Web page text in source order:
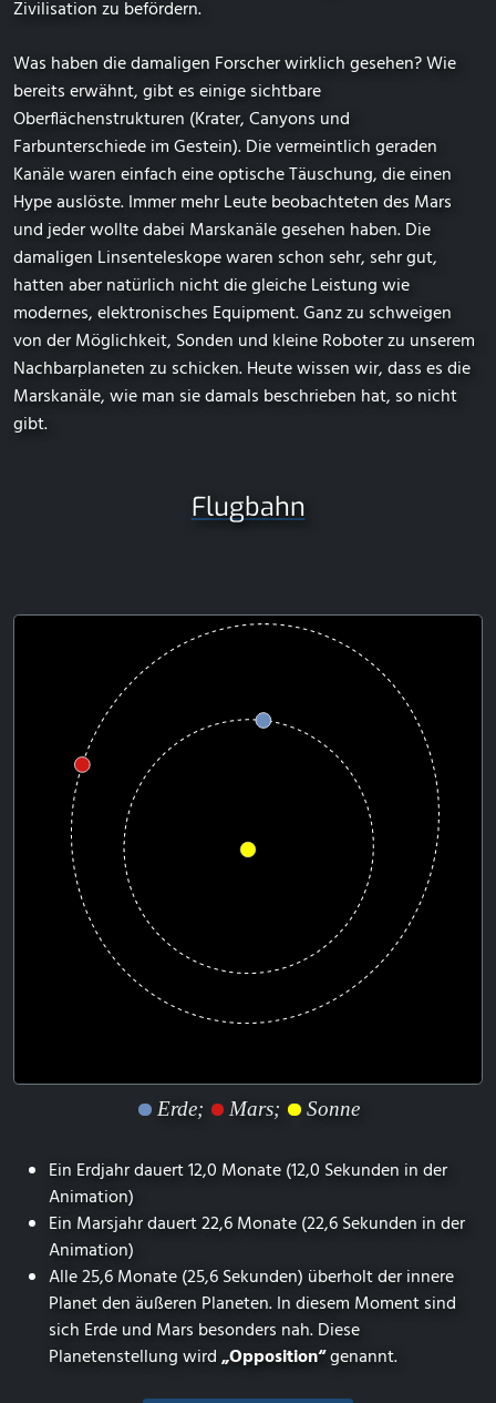
Zivilisation zu befördern.
Was haben die damaligen Forscher wirklich gesehen? Wie
bereits erwähnt, gibt es einige sichtbare
Oberflächenstrukturen (Krater, Canyons und
Farbunterschiede im Gestein). Die vermeintlich geraden
Kanäle waren einfach eine optische Täuschung, die einen
Hype auslöste. Immer mehr Leute beobachteten des Mars
und jeder wollte dabei Marskanäle gesehen haben. Die
damaligen Linsenteleskope waren schon sehr, sehr gut,
hatten aber natürlich nicht die gleiche Leistung wie
modernes, elektronisches Equipment. Ganz zu schweigen
von der Möglichkeit, Sonden und kleine Roboter zu unserem
Nachbarplaneten zu schicken. Heute wissen wir, dass es die
Marskanäle, wie man sie damals beschrieben hat, so nicht
gibt.
Flugbahn
Erde; Mars; Sonne
Ein Erdjahr dauert 12,0 Monate (12,0 Sekunden in der
Animation)
Ein Marsjahr dauert 22,6 Monate (22,6 Sekunden in der
Animation)
Alle 25,6 Monate (25,6 Sekunden) überholt der innere
Planet den äußeren Planeten. In diesem Moment sind
sich Erde und Mars besonders nah. Diese
Planetenstellung wird„Opposition“genannt.